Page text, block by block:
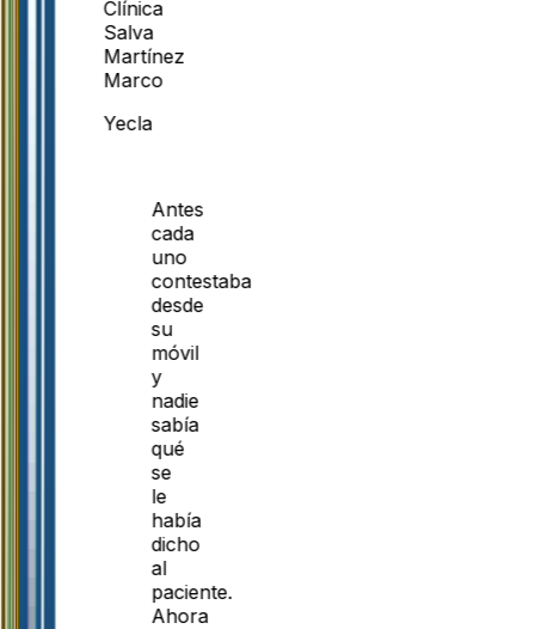
Clínica
Salva
Martínez
Marco
Yecla
Antes
cada
uno
contestaba
desde
su
móvil
y
nadie
sabía
qué
se
le
había
dicho
al
paciente.
Ahora